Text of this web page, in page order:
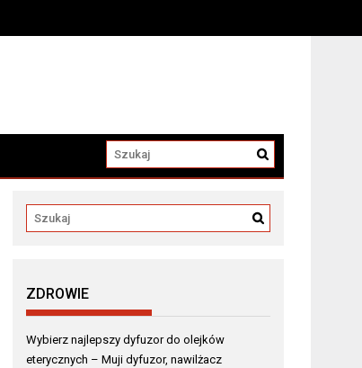
ZDROWIE
Wybierz najlepszy dyfuzor do olejków
eterycznych – Muji dyfuzor, nawilżacz